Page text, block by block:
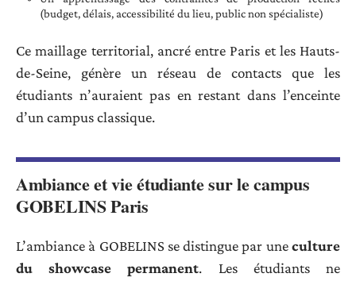
(budget, délais, accessibilité du lieu, public non spécialiste)
Ce maillage territorial, ancré entre Paris et les Hauts-
de-Seine, génère un réseau de contacts que les
étudiants n’auraient pas en restant dans l’enceinte
d’un campus classique.
Ambiance et vie étudiante sur le campus
GOBELINS Paris
L’ambiance à GOBELINS se distingue par uneculture
du showcase permanent. Les étudiants ne